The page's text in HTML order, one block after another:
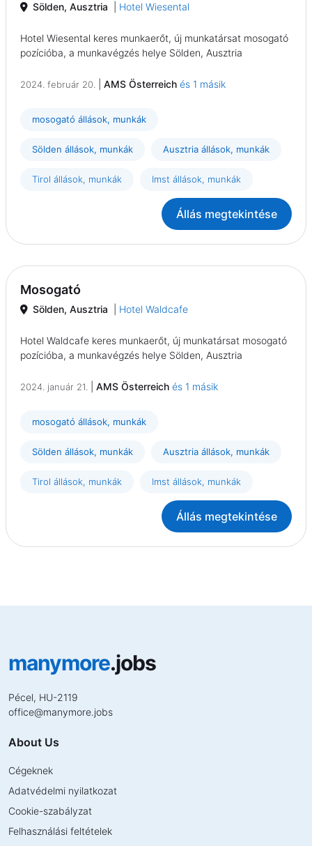
Sölden, Ausztria Hotel Wiesental
Hotel Wiesental keres munkaerőt, új munkatársat mosogató
pozícióba, a munkavégzés helye Sölden, Ausztria
2024. február 20. AMS Österreich és 1 másik
mosogató állások, munkák
Sölden állások, munkák Ausztria állások, munkák
Tirol állások, munkák Imst állások, munkák
Állás megtekintése
Mosogató
Sölden, Ausztria Hotel Waldcafe
Hotel Waldcafe keres munkaerőt, új munkatársat mosogató
pozícióba, a munkavégzés helye Sölden, Ausztria
2024. január 21. AMS Österreich és 1 másik
mosogató állások, munkák
Sölden állások, munkák Ausztria állások, munkák
Tirol állások, munkák Imst állások, munkák
Állás megtekintése
manymore.jobs
Pécel, HU-2119
office@manymore.jobs
About Us
Cégeknek
Adatvédelmi nyilatkozat
Cookie-szabályzat
Felhasználási feltételek